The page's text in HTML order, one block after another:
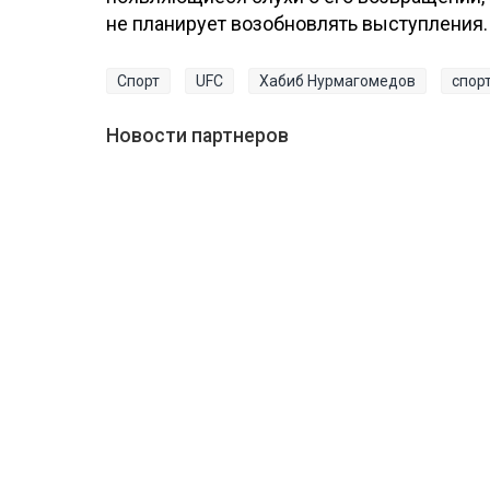
не планирует возобновлять выступления.
Спорт UFC Хабиб Нурмагомедов
Новости партнеров